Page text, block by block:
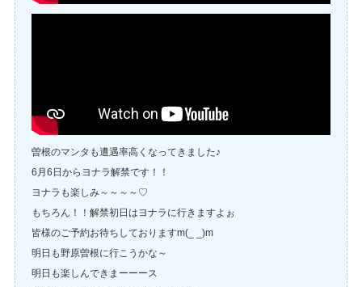
曽根のマンタも遭遇率高くなってきました♪
6月6日からヨナラ解禁です！！
ヨナラも楽しみ～～～～♡
もちろん！！解禁初日はヨナラに行きますよぉ
皆様のご予約お待ちしておりますm(_ _)m
明日も野原曽根に行こうかな～
明日も楽しんできまーーース